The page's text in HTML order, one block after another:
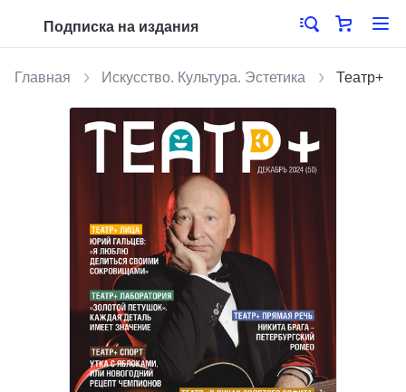
Подписка на издания
Главная Искусство. Культура. Эстетика Театр+